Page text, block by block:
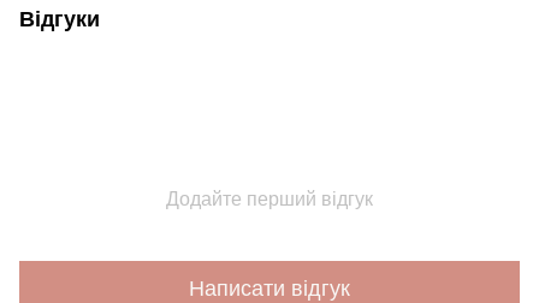
Відгуки
Додайте перший відгук
Написати відгук